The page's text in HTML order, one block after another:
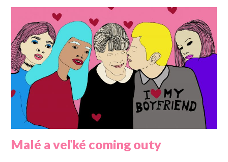
Malé a veľké coming outy